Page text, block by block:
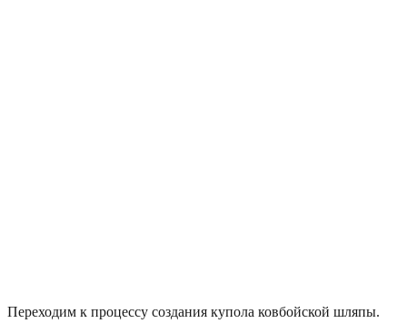
Переходим к процессу создания купола ковбойской шляпы.